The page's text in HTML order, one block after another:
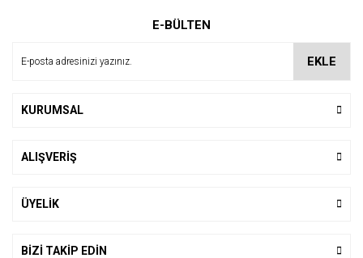
E-BÜLTEN
EKLE
KURUMSAL
ALIŞVERİŞ
ÜYELİK
BİZİ TAKİP EDİN